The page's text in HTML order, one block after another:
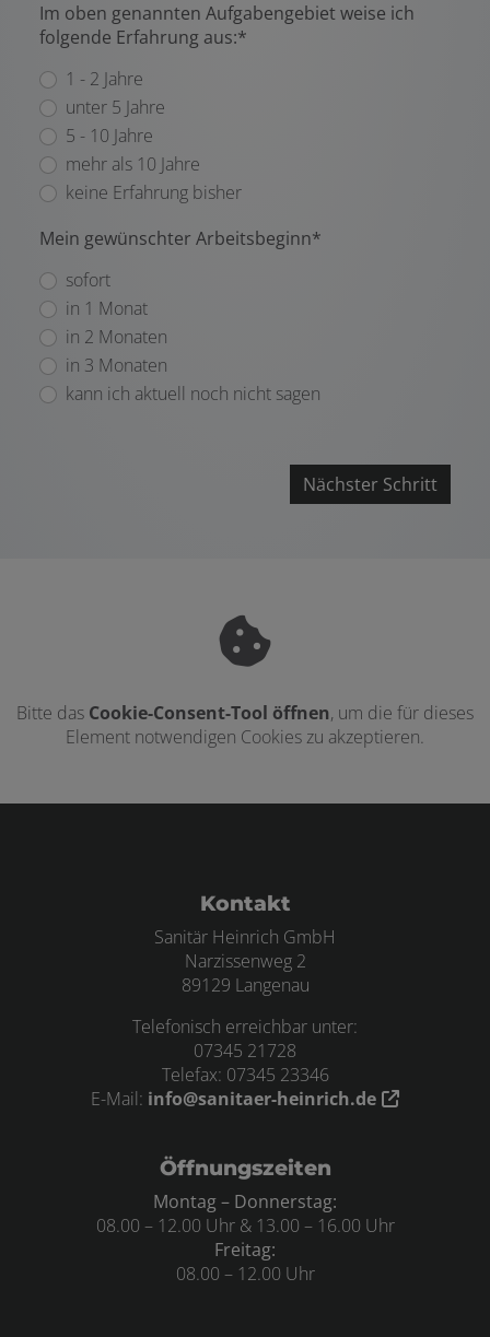
Im oben genannten Aufgabengebiet weise ich
folgende Erfahrung aus:*
1 - 2 Jahre
unter 5 Jahre
5 - 10 Jahre
mehr als 10 Jahre
keine Erfahrung bisher
Mein gewünschter Arbeitsbeginn*
sofort
in 1 Monat
in 2 Monaten
in 3 Monaten
kann ich aktuell noch nicht sagen
Nächster Schritt
Bitte das Cookie-Consent-Tool öffnen, um die für dieses
Element notwendigen Cookies zu akzeptieren.
Kontakt
Sanitär Heinrich GmbH
Narzissenweg 2
89129 Langenau
Telefonisch erreichbar unter:
07345 21728
Telefax: 07345 23346
E-Mail: info@sanitaer-heinrich.de
Öffnungszeiten
Montag – Donnerstag:
08.00 – 12.00 Uhr & 13.00 – 16.00 Uhr
Freitag:
08.00 – 12.00 Uhr